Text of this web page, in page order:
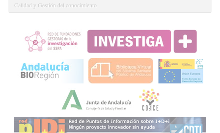
Calidad y Gestión del conocimiento